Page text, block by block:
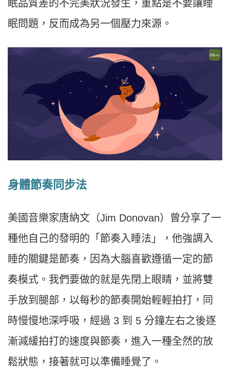
眠品質差的不完美狀況發生，重點是不要讓睡
眠問題，反而成為另一個壓力來源。
身體節奏同步法
美國音樂家唐納文（Jim Donovan）曾分享了一
種他自己的發明的「節奏入睡法」，他強調入
睡的關鍵是節奏，因為大腦喜歡遵循一定的節
奏模式。我們要做的就是先閉上眼睛，並將雙
手放到腿部，以每秒的節奏開始輕輕拍打，同
時慢慢地深呼吸，經過 3 到 5 分鐘左右之後逐
漸減緩拍打的速度與節奏，進入一種全然的放
鬆狀態，接著就可以準備睡覺了。